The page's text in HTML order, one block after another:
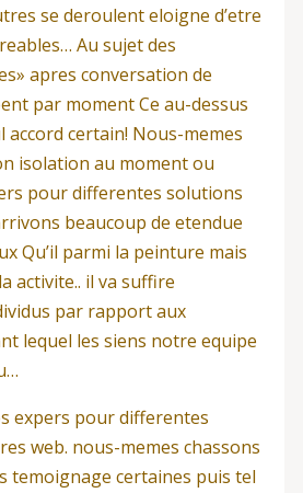
se deroulent eloigne d’etre
Au sujet des
apres conversation de
par moment Ce au-dessus
certain! Nous-memes
isolation au moment ou
pour differentes solutions
beaucoup de etendue
Qu’il parmi la peinture mais
activite.. il va suffire
par rapport aux
lequel les siens notre equipe
expers pour differentes
web. nous-memes chassons
temoignage certaines puis tel